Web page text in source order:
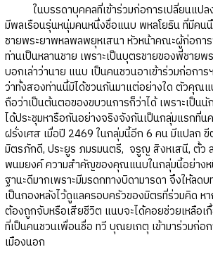
ในบรรดาบุคคลที่เข้าร่วมก่อการเปลี่ยนแปล
มีพลเรือนรุ่นหนุ่มคนหนึ่งชื่อแนบ พหลโยธิน ที่มีคน
ชายพระยาพหลพลพยุหเสนา หัวหน้าคณะผู้ก่อกา
ท่านเป็นหลานชาย เพราะเป็นบุตรชายของพี่ชาย
บอกเล่าว่านาย แนบ เป็นคนชวนอาเข้าร่วมก่อกา
ว่าทั้งสองท่านนี้มิได้ชวนกันมาแต่อย่างใด ตัวคุณ
ถือว่าเป็นต้นตอของขบวนการก็ว่าได้ เพราะเป็น
ได้ประชุมหารือกันอย่างจริงจังกันเป็นกลุ่มแรกที่น
ฝรั่งเศส เมื่อปี 2469 ในกลุ่มนี้อีก 6 คน มีแปลก ขี
มิตรภักดี, ประยูร ภมรมนตรี, จรูญ สิงหเสนี, ตั้ว
พนมยงค์ ความสำคัญของคุณแนบในกลุ่มนี้อย่าง
ฐานะดีมากเพราะมีมรดกทางบิดามารดา จึงให้ลด
เป็นกองหลังไว้ดูแลครอบครัวของมิตรที่ร่วมคิด ห
ต้องถูกจับหรือเสียชีวิต แนบจะได้คอยช่วยเหลือเ
ที่เป็นคนชวนเพื่อนชื่อ ทวี บุณยเกตุ เข้ามาร่วมก่
เมืองนอก